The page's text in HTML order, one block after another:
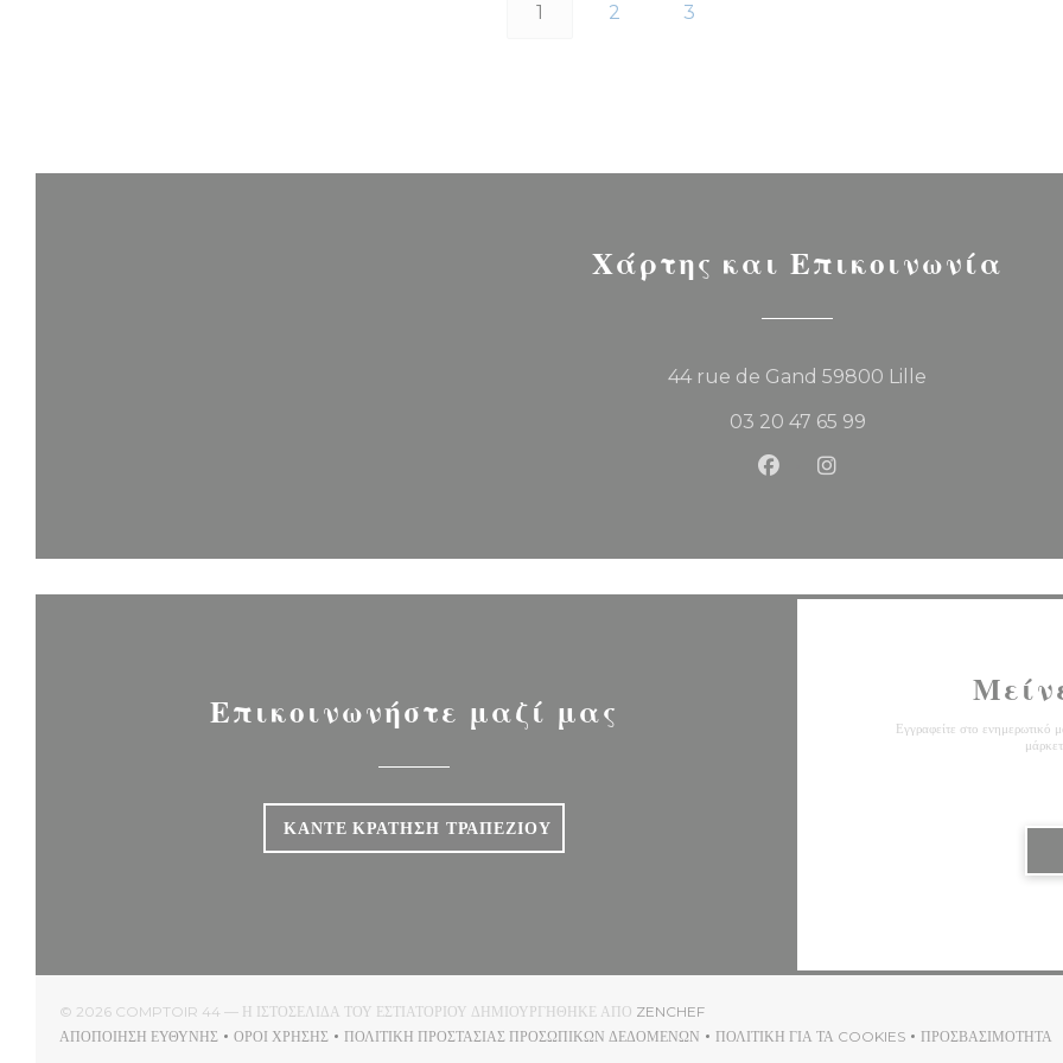
1 2 3
Χάρτης και Επικοινωνία
44 rue de Gand 59800 Lille
03 20 47 65 99
Facebook ((ανοίγει σε νέο
Instagram ((ανοίγει σε
Επικοινωνήστε μαζί μας
ΚΆΝΤΕ ΚΡΆΤΗΣΗ ΤΡΑΠΕΖΙΟΎ
Εγγραφείτε στο ενημερωτικό
© 2026 COMPTOIR 44 — Η ΙΣΤΟΣΕΛΊΔΑ ΤΟΥ ΕΣΤΙΑΤΟΡΊΟΥ ΔΗΜΙΟΥΡΓΉΘΗΚΕ ΑΠΌ ZENCHEF((ΑΝΟΊΓΕΙ ΣΕ ΝΈΟ ΠΑΡΆΘΥΡΟ))
ΑΠΟΠΟΊΗΣΗ ΕΥΘΎΝΗΣ
((ΑΝΟΊΓΕΙ ΣΕ ΝΈΟ ΠΑΡΆΘΥΡΟ))
ΌΡΟΙ ΧΡΉΣΗΣ
((ΑΝΟΊΓΕΙ ΣΕ ΝΈΟ ΠΑΡΆΘΥΡΟ))
ΠΟΛΙΤΙΚΉ ΠΡΟΣΤΑΣΊΑΣ ΠΡΟΣΩΠΙΚΏΝ ΔΕΔΟΜΈΝΩΝ
((ΑΝΟΊΓΕΙ ΣΕ ΝΈΟ ΠΑΡΆΘΥΡΟ))
ΠΟΛΙΤΙΚΉ ΓΙΑ ΤΑ COOKIES
((ΑΝΟΊΓΕΙ ΣΕ ΝΈΟ ΠΑΡΆΘΥΡΟ))
ΠΡΟΣΒΑΣΙΜΌΤΗΤΑ
((ΑΝΟΊΓΕΙ